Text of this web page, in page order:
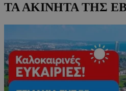
ΤΑ ΑΚΙΝΗΤΑ ΤΗΣ